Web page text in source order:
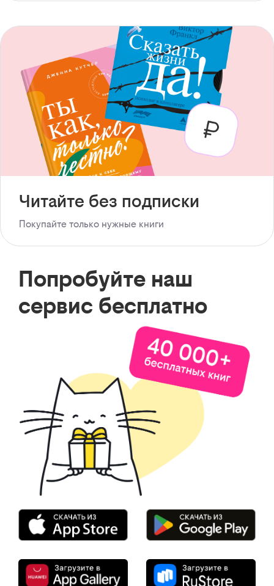
Читайте без подписки
Покупайте только нужные книги
Попробуйте наш
сервис бесплатно